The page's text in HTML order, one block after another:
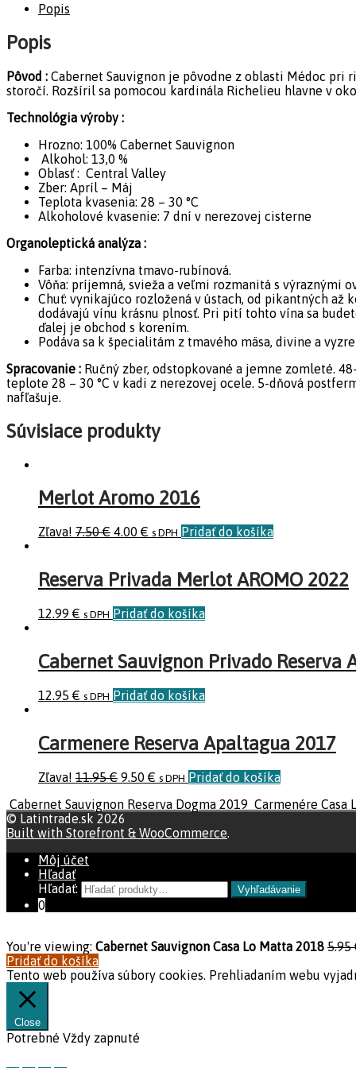
Popis
Popis
Pôvod : Cabernet Sauvignon je pôvodne z oblasti Médoc pri
storočí. Rozšíril sa pomocou kardinála Richelieu hlavne v
Technológia výroby :
Hrozno: 100% Cabernet Sauvignon
Alkohol: 13,0 %
Oblasť : Central Valley
Zber: Apríl – Máj
Teplota kvasenia: 28 – 30 °C
Alkoholové kvasenie: 7 dní v nerezovej cisterne
Organoleptická analýza :
Farba: intenzívna tmavo-rubínová.
Vôňa: príjemná, svieža a veľmi rozmanitá s výraznými
Chuť: vynikajúco rozložená v ústach, od pikantných
dodávajú vínu krásnu plnosť. Pri pití tohto vína sa
ďalej je obchod s korením.
Podáva sa k špecialitám z tmavého mäsa, divine a
Spracovanie : Ručný zber, odstopkované a jemne zomleté.
teplote 28 – 30 °C v kadi z nerezovej ocele. 5-dňová
nafľašuje.
Súvisiace produkty
Merlot Aromo 2016
Zľava! 7.50€ 4.00 € s DPH Pridať do košíka
Reserva Privada Merlot AROMO 2022
12.99 € s DPH Pridať do košíka
Cabernet Sauvignon Privado Reserva
12.95 € s DPH Pridať do košíka
Carmenere Reserva Apaltagua 2017
Zľava! 11.95€ 9.50 € s DPH Pridať do košíka
Cabernet Sauvignon Reserva Dogma 2019 Carmenére Casa
© Latintrade.sk 2026
Built with Storefront & WooCommerce.
Môj účet
Hľadať
Hľadať:
Vyhľadávanie
0
You're viewing: Cabernet Sauvignon Casa Lo Matta 2018 5.95
Pridať do košíka
Tento web používa súbory cookies. Prehliadaním webu
Close
Potrebné Vždy zapnuté